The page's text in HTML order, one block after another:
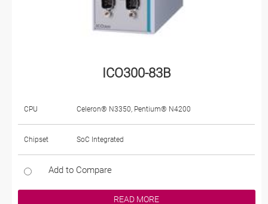
ICO300-83B
CPU Celeron® N3350, Pentium® N4200
Chipset SoC Integrated
Add to Compare
READ MORE